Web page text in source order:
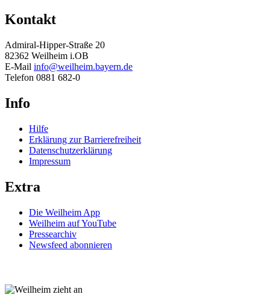
Kontakt
Admiral-Hipper-Straße 20
82362 Weilheim i.OB
E-Mail info@weilheim.bayern.de
Telefon 0881 682-0
Info
Hilfe
Erklärung zur Barrierefreiheit
Datenschutzerklärung
Impressum
Extra
Die Weilheim App
Weilheim auf YouTube
Pressearchiv
Newsfeed abonnieren